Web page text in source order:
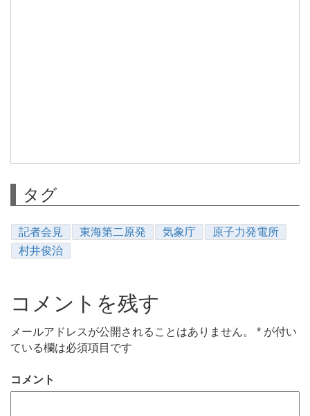
タグ
記者会見 東海第二原発 気象庁
原子力発電所
村井俊治
コメントを残す
メールアドレスが公開されることはありません。 * が付い
ている欄は必須項目です
コメント